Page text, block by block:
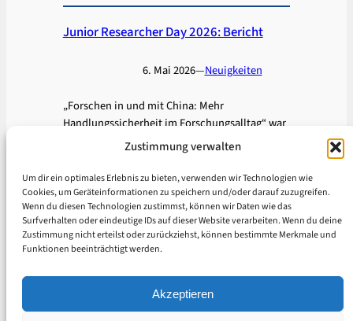
Zustimmung verwalten
Um dir ein optimales Erlebnis zu bieten, verwenden wir Technologien wie
Cookies, um Geräteinformationen zu speichern und/oder darauf zuzugreifen.
Wenn du diesen Technologien zustimmst, können wir Daten wie das
Surfverhalten oder eindeutige IDs auf dieser Website verarbeiten. Wenn du deine
Zustimmung nicht erteilst oder zurückziehst, können bestimmte Merkmale und
Funktionen beeinträchtigt werden.
Akzeptieren
Junior Researcher Day 2026: Bericht
6. Mai 2026—Neuigkeiten
„Forschen in und mit China: Mehr
Handlungssicherheit im Forschungsalltag“ war
das Motto des Junior Researcher Day 2026, der
am 28. April an der UDE in Duisburg stattfand.
Bei der eintägigen…
Weiterlesen
123…10 Nächste Seite →
Datenschutzerklärung